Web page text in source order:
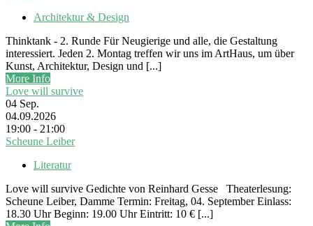
Architektur & Design
Thinktank - 2. Runde Für Neugierige und alle, die Gestaltung
interessiert. Jeden 2. Montag treffen wir uns im ArtHaus, um über
Kunst, Architektur, Design und [...]
More Info
Love will survive
04 Sep.
04.09.2026
19:00 - 21:00
Scheune Leiber
Literatur
Love will survive Gedichte von Reinhard Gesse Theaterlesung:
Scheune Leiber, Damme Termin: Freitag, 04. September Einlass:
18.30 Uhr Beginn: 19.00 Uhr Eintritt: 10 € [...]